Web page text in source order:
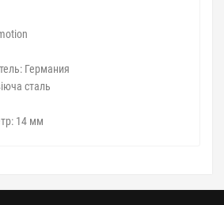
Германия
сталь
14 мм